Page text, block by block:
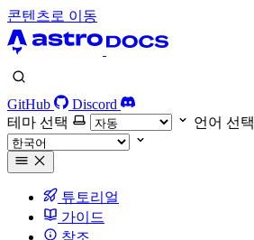
콘텐츠로 이동
GitHub
Discord
테마 선택
언어 선택
튜토리얼
가이드
참조